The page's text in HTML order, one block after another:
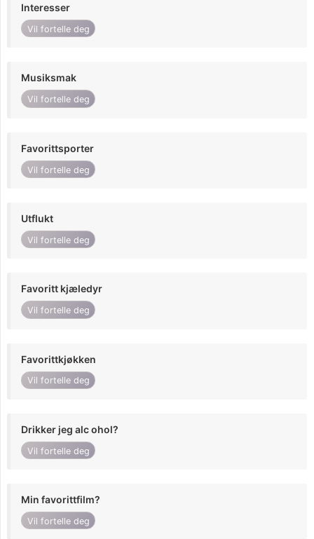
Interesser
Vil fortelle deg
Musiksmak
Vil fortelle deg
Favorittsporter
Vil fortelle deg
Utflukt
Vil fortelle deg
Favoritt kjæledyr
Vil fortelle deg
Favorittkjøkken
Vil fortelle deg
Drikker jeg alc ohol?
Vil fortelle deg
Min favorittfilm?
Vil fortelle deg